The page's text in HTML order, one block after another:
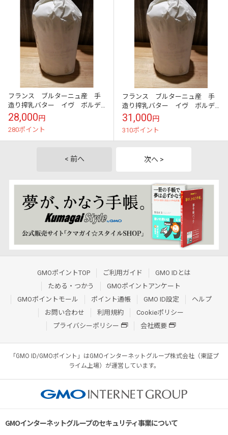
フランス ブルターニュ産 手
造り搾乳バター イヴ ボルデ
ィエ 柚子風味 紙巻き1kg ＊
同梱注意
28,000円
280ポイント
フランス ブルターニュ産 手
造り搾乳バター イヴ ボルデ
ィエ 海藻入りバター 紙巻き
1kg ＊同梱注意 アルグ
31,000円
310ポイント
< 前へ 次へ >
GMOポイントTOP ご利用ガイド
GMO IDとは
ためる・つかう
GMOポイントアンケート
GMOポイントモール
ポイント通帳 GMO ID設定
ヘルプ
お問い合わせ
利用規約
Cookieポリシー
プライバシーポリシー
会社概要
「GMO ID/GMOポイント」はGMOインターネットグループ株式会社（東証プ
ライム上場）が運営しています。
GMOインターネットグループのセキュリティ事業について